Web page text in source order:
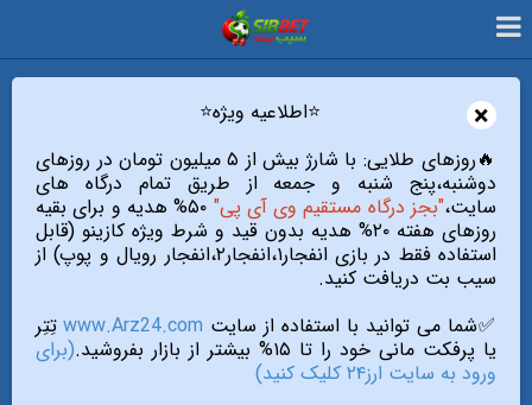
×
⭐️اطلاعیه ویژه⭐️
🔥روزهای طلایی: با شارژ بیش از ۵ میلیون تومان در روزهای
دوشنبه،پنج شنبه و جمعه از طریق تمام درگاه های
سایت،"بجز درگاه مستقیم وی آی پی"
۵۰% هدیه و برای بقیه
روزهای هفته ۲۰% هدیه بدون قید و شرط ویژه کازینو (قابل
استفاده فقط در بازی انفجار۱،انفجار۲،انفجار رویال و پوپ) از
سیب بت دریافت کنید.
✅شما می توانید با استفاده از سایت www.Arz24.com تِتِر
یا پرفکت مانی خود را تا ۱۵% بیشتر از بازار بفروشید.
(برای
ورود به سایت ارز۲۴ کلیک کنید)